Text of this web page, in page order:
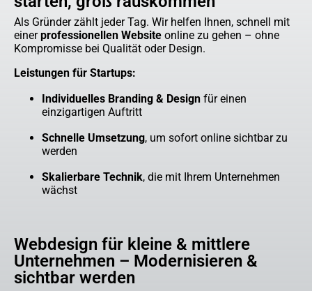
Als Gründer zählt jeder Tag. Wir helfen Ihnen, schnell mit
einerprofessionellen Website online zu gehen – ohne
Kompromisse bei Qualität oder Design.
Leistungen für Startups:
Individuelles Branding & Design für einen
einzigartigen Auftritt
Schnelle Umsetzung, um sofort online sichtbar zu
werden
Skalierbare Technik, die mit Ihrem Unternehmen
wächst
Webdesign für kleine & mittlere
Unternehmen – Modernisieren &
sichtbar werden